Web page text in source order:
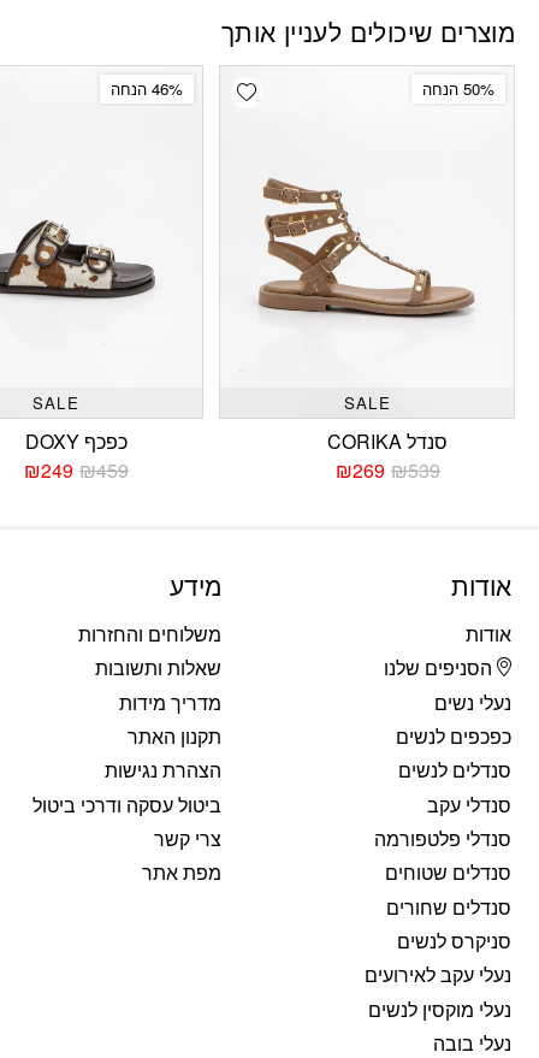
מוצרים שיכולים לעניין אותך
Add wishlist 50% הנחה
SALE
סנדל CORIKA
₪539
המחיר
₪269המחיר
46% הנחה
SALE
כפכף DOXY
₪459
₪249
אודות
אודות
הסניפים שלנו
נעלי נשים
כפכפים לנשים
סנדלים לנשים
סנדלי עקב
סנדלי פלטפורמה
סנדלים שטוחים
סנדלים שחורים
סניקרס לנשים
נעלי עקב לאירועים
נעלי מוקסין לנשים
נעלי בובה
מידע
משלוחים והחזרות
שאלות ותשובות
מדריך מידות
תקנון האתר
הצהרת נגישות
ביטול עסקה ודרכי ביטול
צרי קשר
מפת אתר